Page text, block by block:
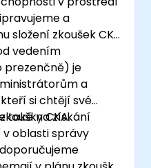
a
složení zkoušek CKA
vedením
prezenčně) je
a
si chtějí své
CKA.
také na získání
oblasti správy